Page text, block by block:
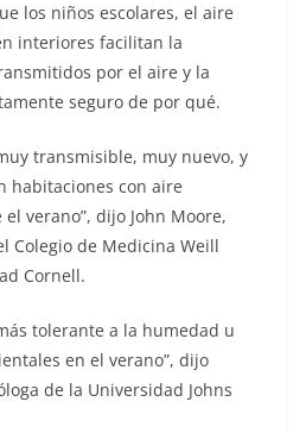
los niños escolares, el aire
interiores facilitan la
por el aire y la
seguro de por qué.
transmisible, muy nuevo, y
habitaciones con aire
verano”, dijo John Moore,
Colegio de Medicina Weill
Cornell.
tolerante a la humedad u
en el verano”, dijo
de la Universidad Johns